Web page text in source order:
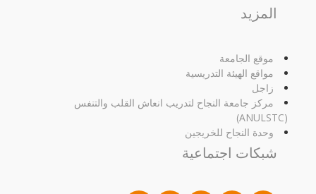
المزيد
موقع الجامعة
مواقع الهيئة التدريسية
زاجل
مركز جامعة النجاح لتدريب انعاش القلب والتنفس
(ANULSTC)
وحدة النجاح للخريجين
شبكات اجتماعية